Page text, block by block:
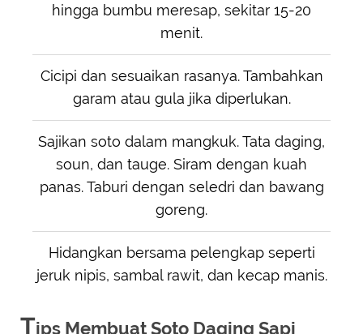
hingga bumbu meresap, sekitar 15-20
menit.
Cicipi dan sesuaikan rasanya. Tambahkan
garam atau gula jika diperlukan.
Sajikan soto dalam mangkuk. Tata daging,
soun, dan tauge. Siram dengan kuah
panas. Taburi dengan seledri dan bawang
goreng.
Hidangkan bersama pelengkap seperti
jeruk nipis, sambal rawit, dan kecap manis.
Tips Membuat Soto Daging Sapi